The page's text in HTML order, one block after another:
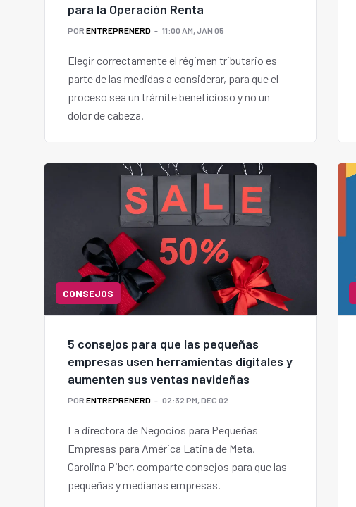
para la Operación Renta
POR ENTREPRENERD 11:00 AM, JAN 05
Elegir correctamente el régimen tributario es
parte de las medidas a considerar, para que el
proceso sea un trámite beneficioso y no un
dolor de cabeza.
CONSEJOS
5 consejos para que las pequeñas
empresas usen herramientas digitales y
aumenten sus ventas navideñas
POR ENTREPRENERD 02:32 PM, DEC 02
La directora de Negocios para Pequeñas
Empresas para América Latina de Meta,
Carolina Piber, comparte consejos para que las
pequeñas y medianas empresas.